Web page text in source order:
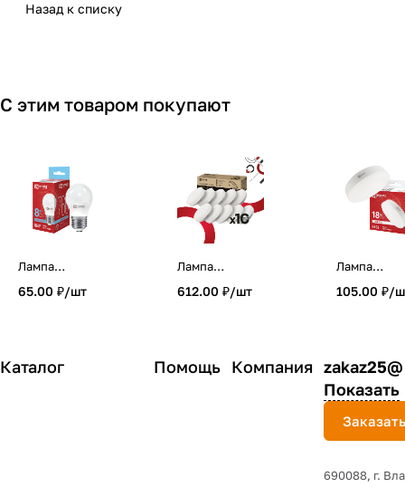
Назад к списку
С этим товаром покупают
Лампа
ШАР-VC 8Вт 230В
65.00 ₽/шт
Лампа
GX53-VC 10PACK
612.00 ₽/шт
Лампа
GX53-VC
105.00 ₽/
Каталог Помощь Компания zakaz25@
Показать
690088, г.